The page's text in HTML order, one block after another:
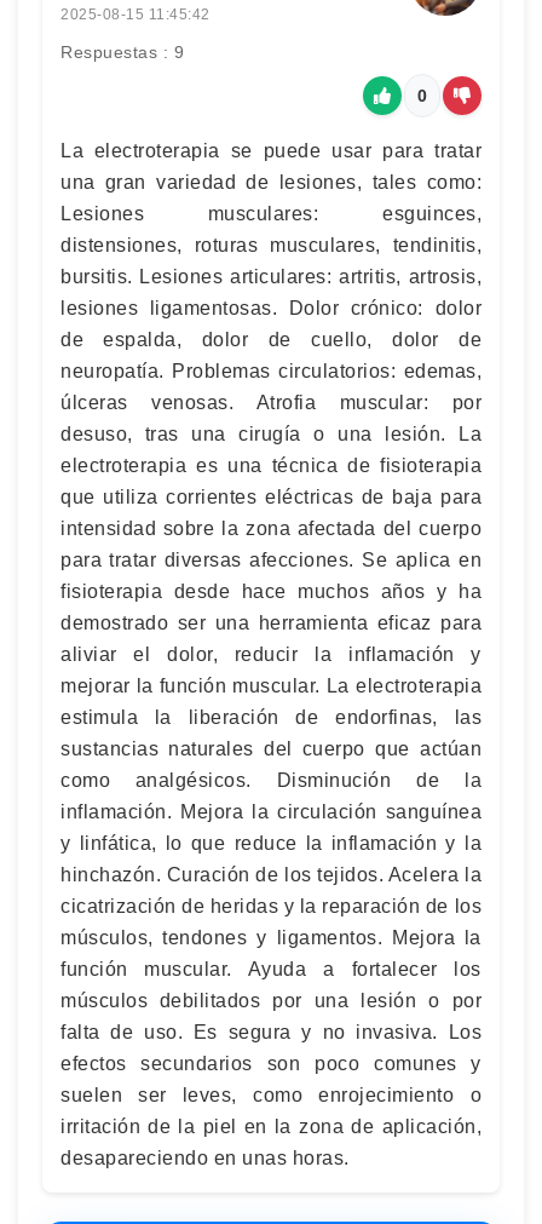
2025-08-15 11:45:42
Respuestas : 9
0
La electroterapia se puede usar para tratar
una gran variedad de lesiones, tales como:
Lesiones musculares: esguinces,
distensiones, roturas musculares, tendinitis,
bursitis. Lesiones articulares: artritis, artrosis,
lesiones ligamentosas. Dolor crónico: dolor
de espalda, dolor de cuello, dolor de
neuropatía. Problemas circulatorios: edemas,
úlceras venosas. Atrofia muscular: por
desuso, tras una cirugía o una lesión. La
electroterapia es una técnica de fisioterapia
que utiliza corrientes eléctricas de baja para
intensidad sobre la zona afectada del cuerpo
para tratar diversas afecciones. Se aplica en
fisioterapia desde hace muchos años y ha
demostrado ser una herramienta eficaz para
aliviar el dolor, reducir la inflamación y
mejorar la función muscular. La electroterapia
estimula la liberación de endorfinas, las
sustancias naturales del cuerpo que actúan
como analgésicos. Disminución de la
inflamación. Mejora la circulación sanguínea
y linfática, lo que reduce la inflamación y la
hinchazón. Curación de los tejidos. Acelera la
cicatrización de heridas y la reparación de los
músculos, tendones y ligamentos. Mejora la
función muscular. Ayuda a fortalecer los
músculos debilitados por una lesión o por
falta de uso. Es segura y no invasiva. Los
efectos secundarios son poco comunes y
suelen ser leves, como enrojecimiento o
irritación de la piel en la zona de aplicación,
desapareciendo en unas horas.